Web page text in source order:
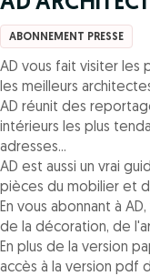
ABONNEMENT PRESSE
AD vous fait visiter les
les meilleurs
AD réunit des
intérieurs les plus
adresses...
AD est aussi un vrai
pièces du mobilier et
En vous abonnant à
de la décoration, de
En plus de la version
accès à la version pdf